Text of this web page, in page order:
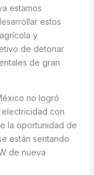
estamos
estos
y
de detonar
de gran
no logró
con
la oportunidad de
están sentando
de nueva